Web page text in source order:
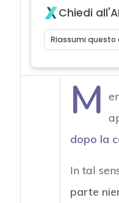
Chiedi all'AI
Riassumi questo
M
dopo la
In tal
parte